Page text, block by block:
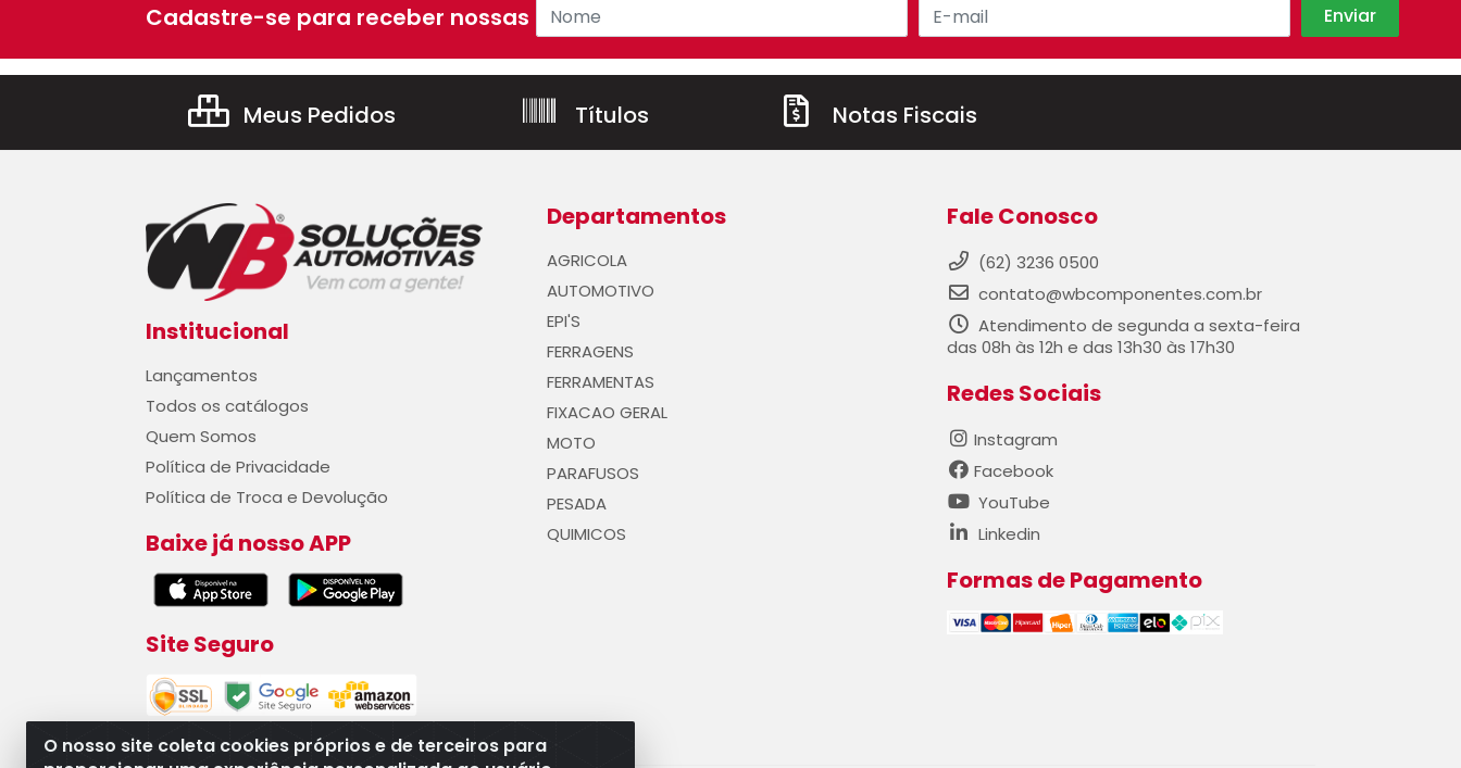
O nosso site coleta cookies próprios e de terceiros para
Cadastre-se para receber nossas ofertas!
Meus Pedidos Títulos Notas Fiscais
Institucional
Lançamentos
Todos os catálogos
Quem Somos
Política de Privacidade
Política de Troca e Devolução
Baixe já nosso APP
Site Seguro
Departamentos
AGRICOLA
AUTOMOTIVO
EPI'S
FERRAGENS
FERRAMENTAS
FIXACAO GERAL
MOTO
PARAFUSOS
PESADA
QUIMICOS
Fale Conosco
(62) 3236 0500
contato@wbcomponentes.com.br
Atendimento de segunda a sexta-feira
das 08h às 12h e das 13h30 às 17h30
Redes Sociais
Instagram
Facebook
YouTube
Linkedin
Formas de Pagamento